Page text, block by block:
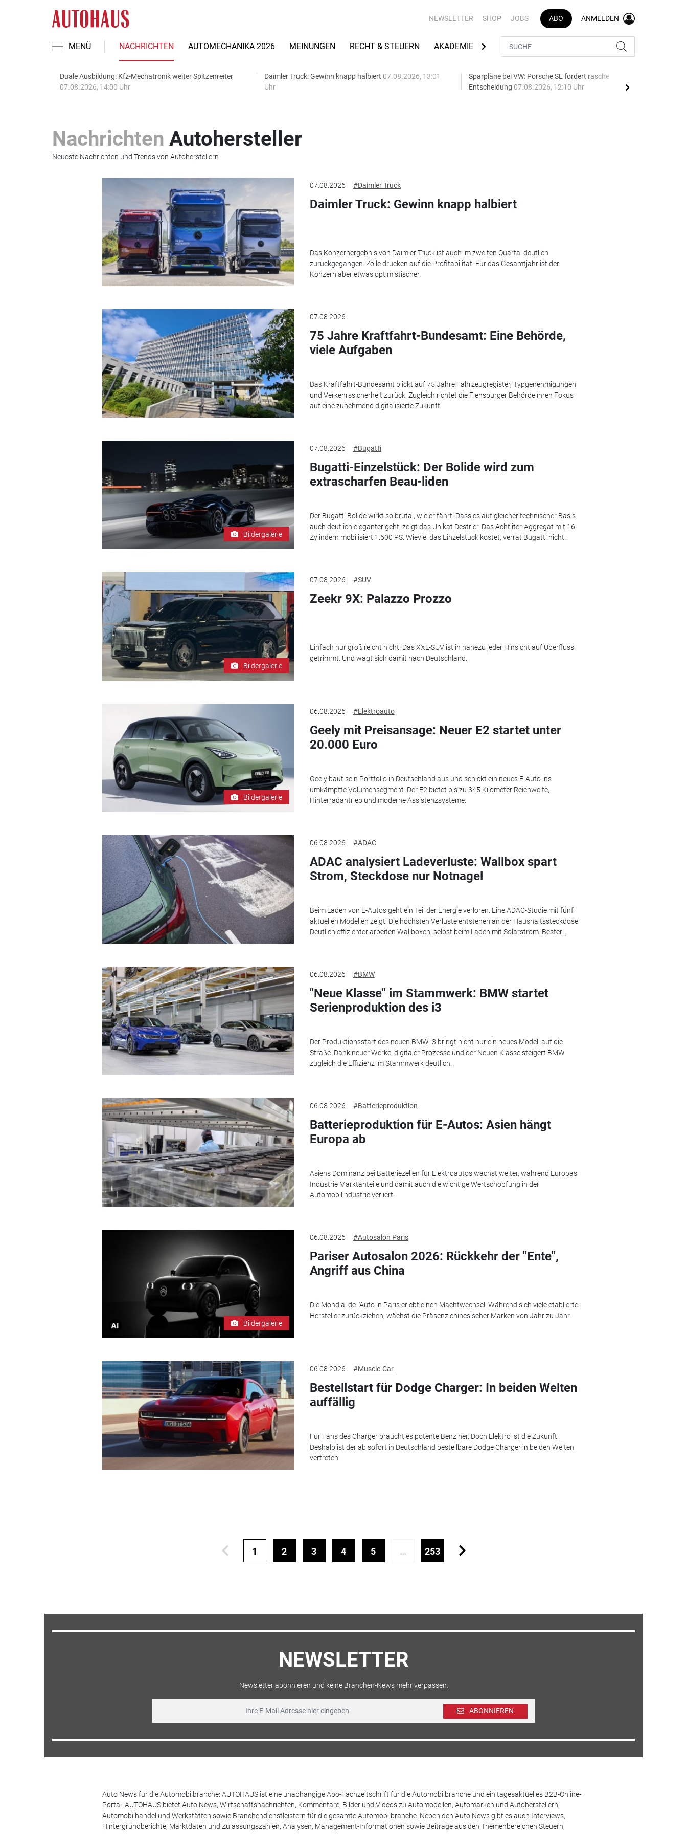
NEWSLETTER SHOP JOBS ABO ANMELDEN
MENÜ NACHRICHTEN AUTOMECHANIKA 2026 MEINUNGEN RECHT & STEUERN AKADEMIE AUTOMARKEN
Duale Ausbildung: Kfz-Mechatronik weiter Spitzenreiter
07.08.2026, 14:00 Uhr
Daimler Truck: Gewinn knapp halbiert 07.08.2026, 13:01
Uhr
Sparpläne bei VW: Porsche SE fordert rasche
Entscheidung 07.08.2026, 12:10 Uhr
Nachrichten Autohersteller
Neueste Nachrichten und Trends von Autoherstellern
07.08.2026 #Daimler Truck
Daimler Truck: Gewinn knapp halbiert
Das Konzernergebnis von Daimler Truck ist auch im zweiten Quartal deutlich
zurückgegangen. Zölle drücken auf die Profitabilität. Für das Gesamtjahr ist der
Konzern aber etwas optimistischer.
07.08.2026
75 Jahre Kraftfahrt-Bundesamt: Eine Behörde,
viele Aufgaben
Das Kraftfahrt-Bundesamt blickt auf 75 Jahre Fahrzeugregister, Typgenehmigungen
und Verkehrssicherheit zurück. Zugleich richtet die Flensburger Behörde ihren Fokus
auf eine zunehmend digitalisierte Zukunft.
Bildergalerie
07.08.2026 #Bugatti
Bugatti-Einzelstück: Der Bolide wird zum
extrascharfen Beau-liden
Der Bugatti Bolide wirkt so brutal, wie er fährt. Dass es auf gleicher technischer Basis
auch deutlich eleganter geht, zeigt das Unikat Destrier. Das Achtliter-Aggregat mit 16
Zylindern mobilisiert 1.600 PS. Wieviel das Einzelstück kostet, verrät Bugatti nicht.
Bildergalerie
07.08.2026 #SUV
Zeekr 9X: Palazzo Prozzo
Einfach nur groß reicht nicht. Das XXL-SUV ist in nahezu jeder Hinsicht auf Überfluss
getrimmt. Und wagt sich damit nach Deutschland.
Bildergalerie
06.08.2026 #Elektroauto
Geely mit Preisansage: Neuer E2 startet unter
20.000 Euro
Geely baut sein Portfolio in Deutschland aus und schickt ein neues E-Auto ins
umkämpfte Volumensegment. Der E2 bietet bis zu 345 Kilometer Reichweite,
Hinterradantrieb und moderne Assistenzsysteme.
06.08.2026 #ADAC
ADAC analysiert Ladeverluste: Wallbox spart
Strom, Steckdose nur Notnagel
Beim Laden von E-Autos geht ein Teil der Energie verloren. Eine ADAC-Studie mit fünf
aktuellen Modellen zeigt: Die höchsten Verluste entstehen an der Haushaltssteckdose.
Deutlich effizienter arbeiten Wallboxen, selbst beim Laden mit Solarstrom. Bester...
06.08.2026 #BMW
"Neue Klasse" im Stammwerk: BMW startet
Serienproduktion des i3
Der Produktionsstart des neuen BMW i3 bringt nicht nur ein neues Modell auf die
Straße. Dank neuer Werke, digitaler Prozesse und der Neuen Klasse steigert BMW
zugleich die Effizienz im Stammwerk deutlich.
06.08.2026 #Batterieproduktion
Batterieproduktion für E-Autos: Asien hängt
Europa ab
Asiens Dominanz bei Batteriezellen für Elektroautos wächst weiter, während Europas
Industrie Marktanteile und damit auch die wichtige Wertschöpfung in der
Automobilindustrie verliert.
Bildergalerie
06.08.2026 #Autosalon Paris
Pariser Autosalon 2026: Rückkehr der "Ente",
Angriff aus China
Die Mondial de l'Auto in Paris erlebt einen Machtwechsel. Während sich viele etablierte
Hersteller zurückziehen, wächst die Präsenz chinesischer Marken von Jahr zu Jahr.
06.08.2026 #Muscle-Car
Bestellstart für Dodge Charger: In beiden Welten
auffällig
Für Fans des Charger braucht es potente Benziner. Doch Elektro ist die Zukunft.
Deshalb ist der ab sofort in Deutschland bestellbare Dodge Charger in beiden Welten
vertreten.
1 2 3 4 5 … 253
NEWSLETTER
Newsletter abonnieren und keine Branchen-News mehr verpassen.
ABONNIEREN
Auto News für die Automobilbranche: AUTOHAUS ist eine unabhängige Abo-Fachzeitschrift für die Automobilbranche und ein tagesaktuelles B2B-Online-
Portal. AUTOHAUS bietet Auto News, Wirtschaftsnachrichten, Kommentare, Bilder und Videos zu Automodellen, Automarken und Autoherstellern,
Automobilhandel und Werkstätten sowie Branchendienstleistern für die gesamte Automobilbranche. Neben den Auto News gibt es auch Interviews,
Hintergrundberichte, Marktdaten und Zulassungszahlen, Analysen, Management-Informationen sowie Beiträge aus den Themenbereichen Steuern,